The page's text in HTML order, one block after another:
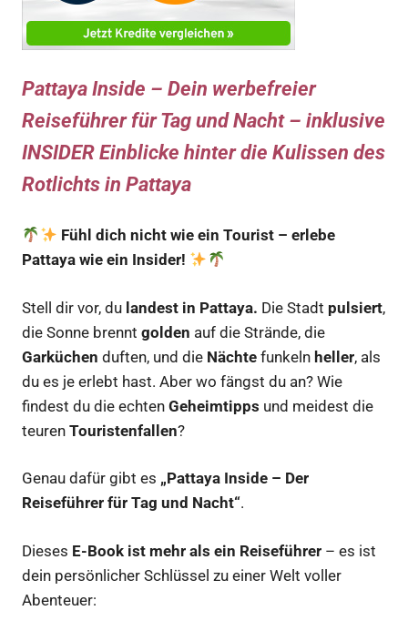
Pattaya Inside – Dein werbefreier
Reiseführer für Tag und Nacht – inklusive
INSIDER Einblicke hinter die Kulissen des
Rotlichts in Pattaya
Fühl dich nicht wie ein Tourist – erlebe
Pattaya wie ein Insider!
Stell dir vor, du landest in Pattaya. Die Stadt pulsiert,
die Sonne brennt golden auf die Strände, die
Garküchen duften, und die Nächte funkeln heller, als
du es je erlebt hast. Aber wo fängst du an? Wie
findest du die echten Geheimtipps und meidest die
teuren Touristenfallen?
Genau dafür gibt es „Pattaya Inside – Der
Reiseführer für Tag und Nacht“.
Dieses E-Book ist mehr als ein Reiseführer – es ist
dein persönlicher Schlüssel zu einer Welt voller
Abenteuer: